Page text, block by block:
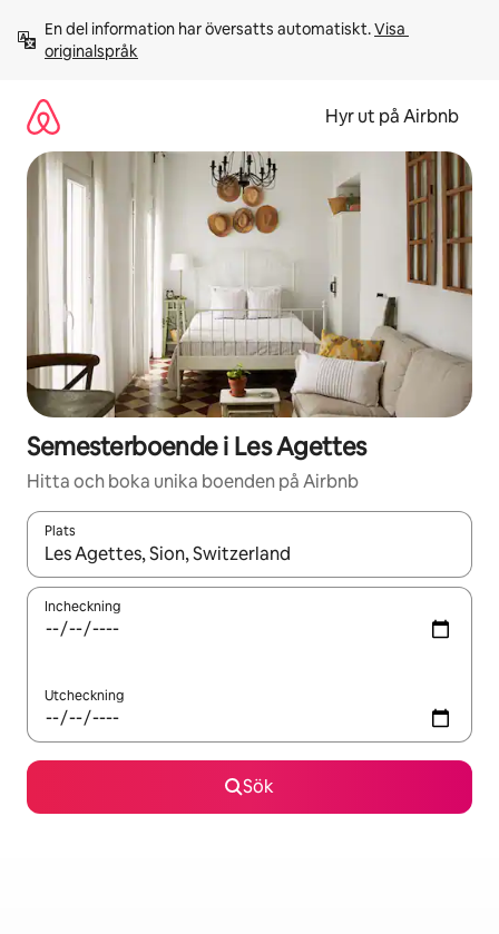
innehåll
En del information har översatts automatiskt. Visa
originalspråk
Hyr ut på Airbnb
Semesterboende i Les Agettes
Hitta och boka unika boenden på Airbnb
Plats
När resultaten är tillgängliga kan du navigera med upp- och
Incheckning
Utcheckning
Sök